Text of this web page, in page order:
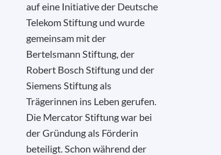
auf eine Initiative der Deutsche
Telekom Stiftung und wurde
gemeinsam mit der
Bertelsmann Stiftung, der
Robert Bosch Stiftung und der
Siemens Stiftung als
Trägerinnen ins Leben gerufen.
Die Mercator Stiftung war bei
der Gründung als Förderin
beteiligt. Schon während der